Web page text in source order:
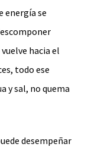
energía se
hacia el
todo ese
y sal, no quema
desempeñar